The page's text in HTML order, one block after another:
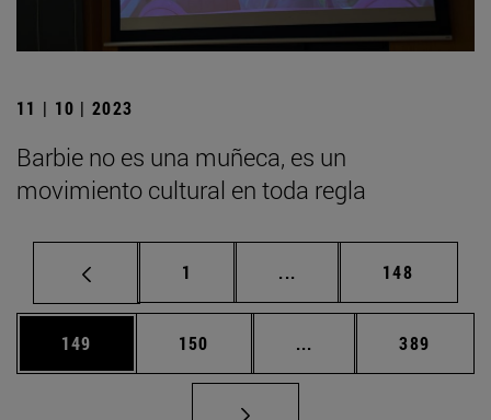
11 | 10 | 2023
Barbie no es una muñeca, es un
movimiento cultural en toda regla
Página
1 ... Páginas intermedias
Página
148
Página
149 Página
150 ... Páginas intermedias
Página
389